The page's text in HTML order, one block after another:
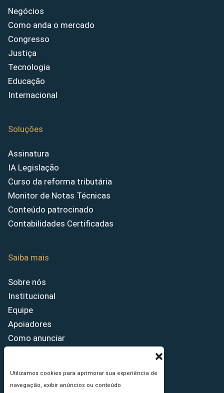
Utilizamos cookies para aprimorar sua experiência de
navegação, exibir anúncios ou conteúdo
Negócios
Como anda o mercado
Congresso
Justiça
Tecnologia
Educação
Internacional
Soluções
Assinatura
IA Legislação
Curso da reforma tributária
Monitor de Notas Técnicas
Conteúdo patrocinado
Contabilidades Certificadas
Saiba mais
Sobre nós
Institucional
Equipe
Apoiadores
Como anunciar